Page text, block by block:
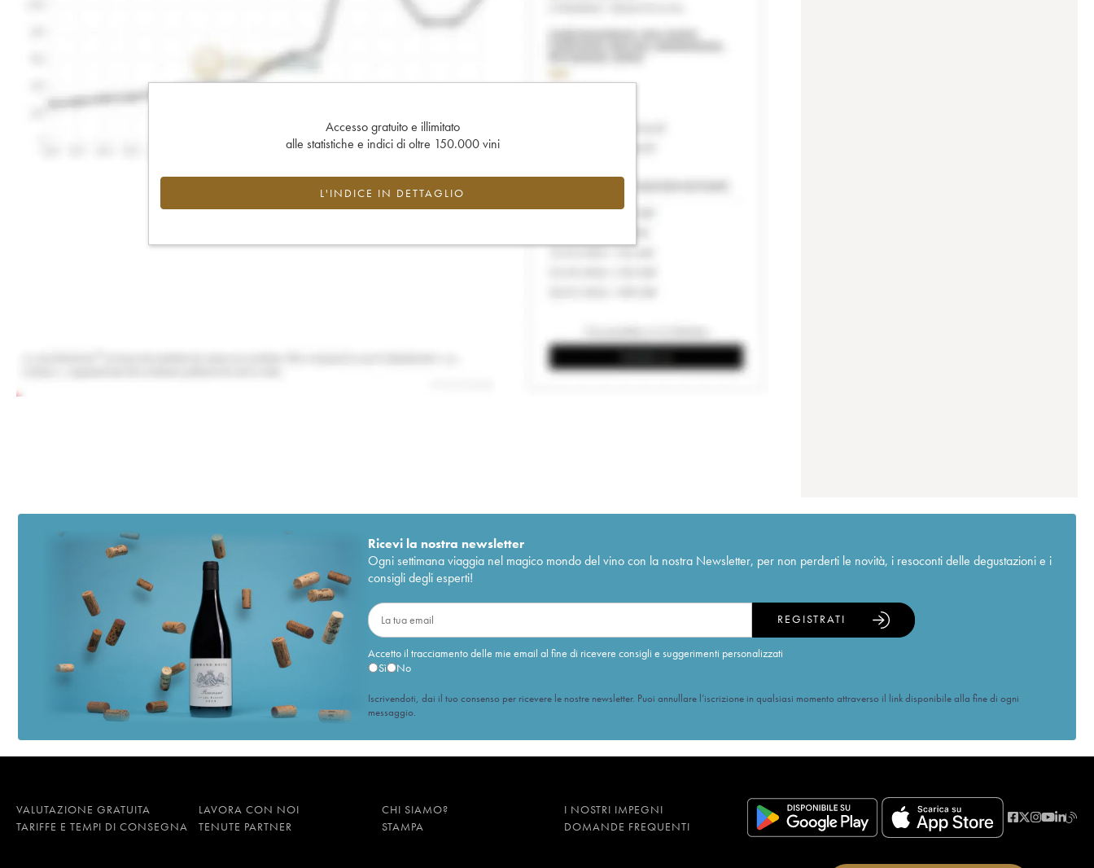
Accesso gratuito e illimitato
alle statistiche e indici di oltre 150.000 vini
L'INDICE IN DETTAGLIO
Ricevi la nostra newsletter
Ogni settimana viaggia nel magico mondo del vino con la nostra Newsletter, per non perderti le novità, i resoconti delle degustazioni e i
consigli degli esperti!
Accetto il tracciamento delle mie email al fine di ricevere consigli e suggerimenti personalizzati
Sì
No
REGISTRATI
Iscrivendoti, dai il tuo consenso per ricevere le nostre newsletter. Puoi annullare l’iscrizione in qualsiasi momento attraverso il link disponibile alla fine di ogni
messaggio.
VALUTAZIONE GRATUITA LAVORA CON NOI CHI SIAMO?
I NOSTRI IMPEGNI
TARIFFE E TEMPI DI CONSEGNA
TENUTE PARTNER STAMPA DOMANDE FREQUENTI